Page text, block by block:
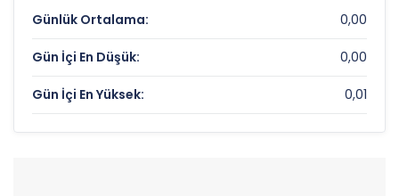
Günlük Ortalama: 0,00
Gün İçi En Düşük: 0,00
Gün İçi En Yüksek: 0,01